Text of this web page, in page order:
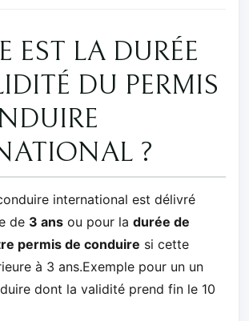
EST LA DURÉE
DU PERMIS
?
international est délivré
de 3 ans ou pour la durée de
permis de conduire si cette
à 3 ans.Exemple pour un un
dont la validité prend fin le 10